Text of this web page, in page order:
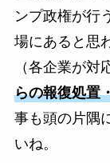
ンプ政権が行
場にあると思
（各企業が対
らの報復処置
事も頭の片隅
いね。